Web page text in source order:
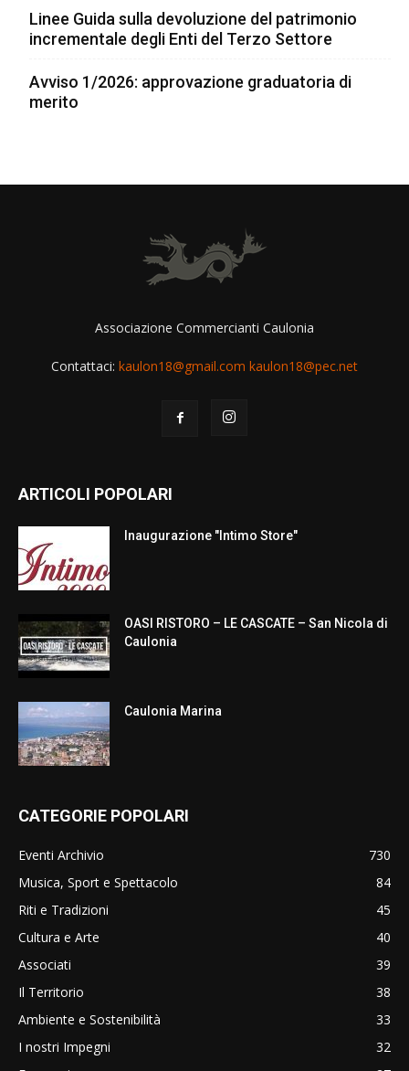
Linee Guida sulla devoluzione del patrimonio
incrementale degli Enti del Terzo Settore
Avviso 1/2026: approvazione graduatoria di
merito
Associazione Commercianti Caulonia
Contattaci: kaulon18@gmail.com kaulon18@pec.net
ARTICOLI POPOLARI
Inaugurazione "Intimo Store"
OASI RISTORO – LE CASCATE – San Nicola di
Caulonia
Caulonia Marina
CATEGORIE POPOLARI
Eventi Archivio
730
Musica, Sport e Spettacolo
84
Riti e Tradizioni
45
Cultura e Arte
40
Associati
39
Il Territorio
38
Ambiente e Sostenibilità
33
I nostri Impegni
32